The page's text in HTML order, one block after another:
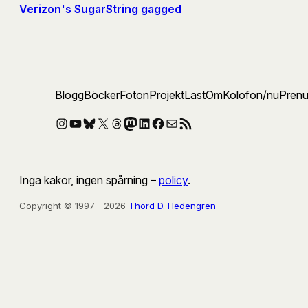
Verizon's SugarString gagged
BloggBöckerFotonProjektLästOmKolofon/nu
Instagram
YouTube
Bluesky
X Threads
Mastodon
LinkedIn
Facebook
E-postRSS-flöde
Inga kakor, ingen spårning – policy.
Copyright © 1997—2026 Thord D. Hedengren